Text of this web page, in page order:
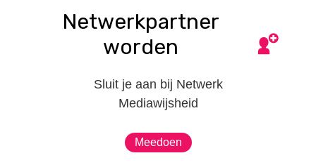
Netwerkpartner
worden
Sluit je aan bij Netwerk
Mediawijsheid
Meedoen